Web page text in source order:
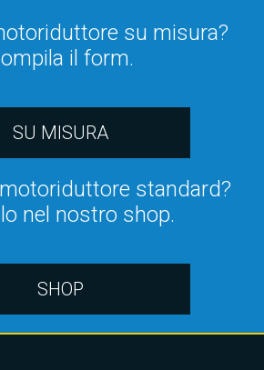
su misura?
il form.
SU MISURA
standard?
nel nostro shop.
SHOP